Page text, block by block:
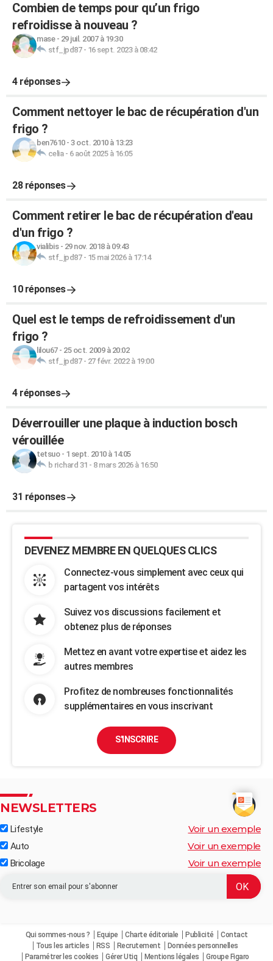
Combien de temps pour qu’un frigo
refroidisse à nouveau ?
mase- 29 juil. 2007 à 19:30
stf_jpd87- 16 sept. 2023 à 08:42
4 réponses
Comment nettoyer le bac de récupération d'un
frigo ?
ben7610- 3 oct. 2010 à 13:23
celia- 6 août 2025 à 16:05
28 réponses
Comment retirer le bac de récupération d'eau
d'un frigo ?
vialibis- 29 nov. 2018 à 09:43
stf_jpd87- 15 mai 2026 à 17:14
10 réponses
Quel est le temps de refroidissement d'un
frigo ?
lilou67- 25 oct. 2009 à 20:02
stf_jpd87- 27 févr. 2022 à 19:00
4 réponses
Déverrouiller une plaque à induction bosch
vérouillée
tetsuo- 1 sept. 2010 à 14:05
b richard 31 - 8 mars 2026 à 16:50
31 réponses
DEVENEZ MEMBRE EN QUELQUES CLICS
Connectez-vous simplement avec ceux qui
partagent vos intérêts
Suivez vos discussions facilement et
obtenez plus de réponses
Mettez en avant votre expertise et aidez les
autres membres
Profitez de nombreuses fonctionnalités
supplémentaires en vous inscrivant
S'INSCRIRE
NEWSLETTERS
Lifestyle Voir un exemple
Auto Voir un exemple
Bricolage Voir un exemple
Qui sommes-nous ? Equipe Charte éditoriale Publicité
Contact
Tous les articles
RSS Recrutement
Données personnelles
Paramétrer les cookies
Gérer Utiq Mentions légales Groupe Figaro